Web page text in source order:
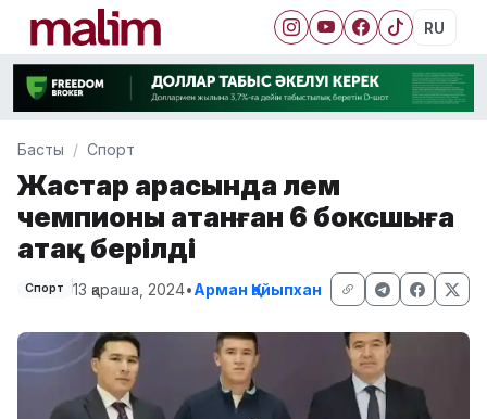
RU
Басты Спорт
Жастар арасында әлем
чемпионы атанған 6 боксшыға
атақ берілді
Спорт 13 қараша, 2024•Арман Қайыпхан